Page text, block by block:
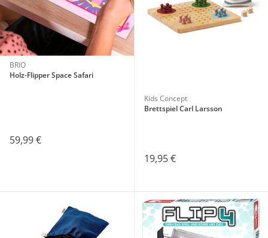
BRIO
Holz-Flipper Space Safari
59,99 €
Kids Concept
Brettspiel Carl Larsson
19,95 €